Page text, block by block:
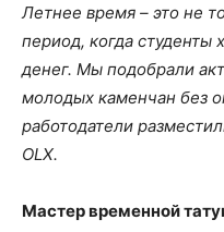
Летнее время – это не
период, когда студенты
денег. Мы подобрали
молодых каменчан без
работодатели
ОLX.
Мастер временной